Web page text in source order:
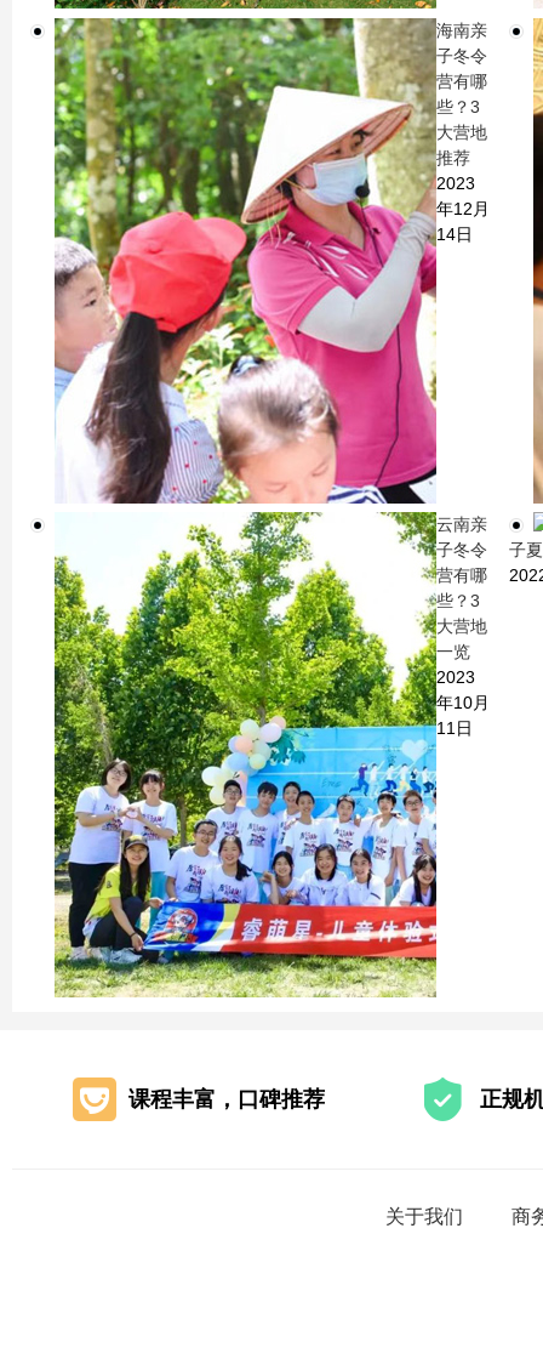
海南亲
子冬令
营有哪
些？3
大营地
推荐
2023
年12月
14日
云南亲
子冬令
营有哪
些？3
大营地
一览
2023
年10月
11日
子
课程丰富，口碑推荐 正规
关于我们 商